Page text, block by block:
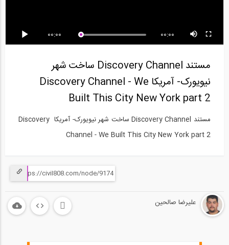
پارت 3
00:00 00:00
مستند Discovery Channel ساخت شهر
نیویورک- آمریکا Discovery Channel - We
Built This City New York part 2
مستند Discovery Channel ساخت شهر نیویورک- آمریکا Discovery
Channel - We Built This City New York part 2
علیرضا صالحین